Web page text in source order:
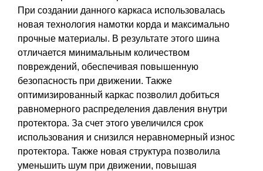
При создании данного каркаса использовалась
новая технология намотки корда и максимально
прочные материалы. В результате этого шина
отличается минимальным количеством
повреждений, обеспечивая повышенную
безопасность при движении. Также
оптимизированный каркас позволил добиться
равномерного распределения давления внутри
протектора. За счет этого увеличился срок
использования и снизился неравномерный износ
протектора. Также новая структура позволила
уменьшить шум при движении, повышая